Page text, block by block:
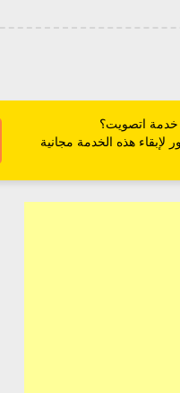
اتصويت؟
لإبقاء هذه الخدمة مجانية